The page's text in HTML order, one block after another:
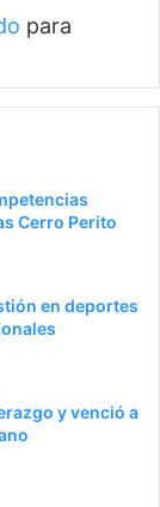
para
Cerro Perito
en deportes
y venció a